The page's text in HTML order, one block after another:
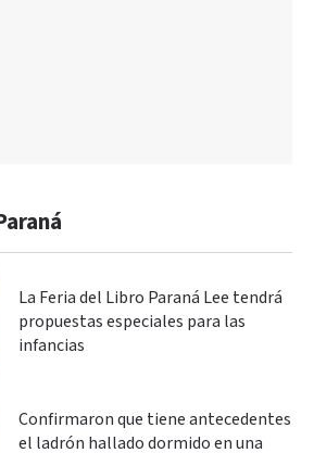
La Feria del Libro Paraná Lee tendrá
propuestas especiales para las
infancias
Confirmaron que tiene antecedentes
el ladrón hallado dormido en una